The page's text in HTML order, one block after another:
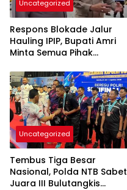
Uncategorized
Respons Blokade Jalur
Hauling IPIP, Bupati Amri
Minta Semua Pihak
Kepastian Hukum
Uncategorized
Tembus Tiga Besar
Nasional, Polda NTB Sabet
Juara III Bulutangkis